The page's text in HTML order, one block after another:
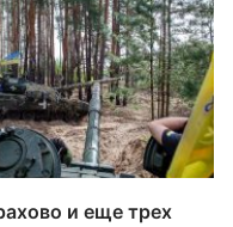
и еще трех